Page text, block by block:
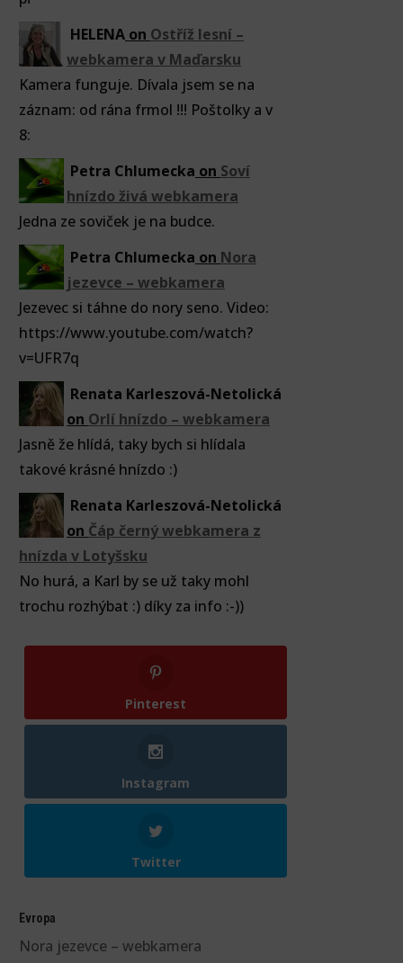
HELENAon Ostříž lesní –
webkamera v Maďarsku
Kamera funguje. Dívala jsem se na
záznam: od rána frmol !!! Poštolky a v
8:
Petra Chlumecka on Soví
hnízdo živá webkamera
Jedna ze soviček je na budce.
Petra Chlumecka on Nora
jezevce – webkamera
Jezevec si táhne do nory seno. Video:
https://www.youtube.com/watch?
v=UFR7q
Renata Karleszová-Netolická
on Orlí hnízdo – webkamera
Jasně že hlídá, taky bych si hlídala
takové krásné hnízdo :)
Renata Karleszová-Netolická
on Čáp černý webkamera z
hnízda v Lotyšsku
No hurá, a Karl by se už taky mohl
trochu rozhýbat :) díky za info :-))
Pinterest
Instagram
Twitter
Evropa
Nora jezevce – webkamera